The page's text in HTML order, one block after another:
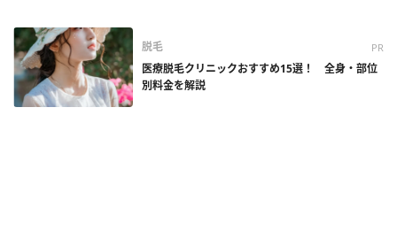
脱毛 PR
医療脱毛クリニックおすすめ15選！ 全身・部位
別料金を解説